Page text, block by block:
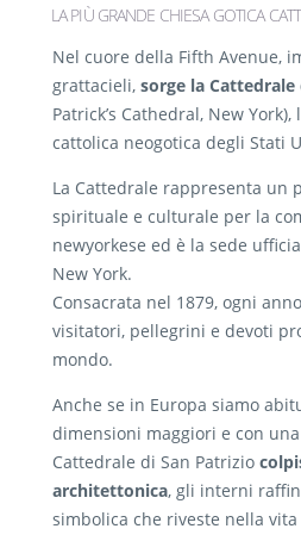
LA PIÙ GRANDE CHIESA GOTICA
Nel cuore della Fifth Avenue,
grattacieli, sorge la Cattedrale
Patrick’s Cathedral, New
cattolica neogotica degli Stati
La Cattedrale rappresenta un
spirituale e culturale per la
newyorkese ed è la sede
New York.
Consacrata nel 1879, ogni
visitatori, pellegrini e devoti
mondo.
Anche se in Europa siamo
dimensioni maggiori e con
Cattedrale di San Patrizio
architettonica, gli interni
simbolica che riveste nella